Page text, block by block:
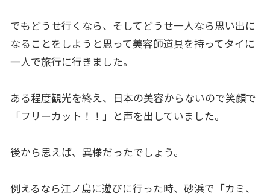
でもどうせ行くなら、そしてどうせ一人なら思い出に
なることをしようと思って美容師道具を持ってタイに
一人で旅行に行きました。
ある程度観光を終え、日本の美容からないので笑顔で
「フリーカット！！」と声を出していました。
後から思えば、異様だったでしょう。
例えるなら江ノ島に遊びに行った時、砂浜で「カミ、